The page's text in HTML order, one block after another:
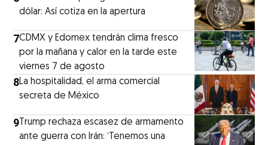
dólar: Así cotiza en la apertura
7CDMX y Edomex tendrán clima fresco
por la mañana y calor en la tarde este
viernes 7 de agosto
8La hospitalidad, el arma comercial
secreta de México
9 Trump rechaza escasez de armamento
ante guerra con Irán: ‘Tenemos una